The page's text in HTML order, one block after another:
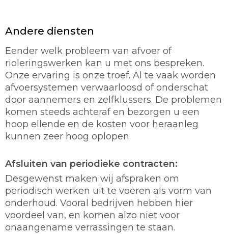
Andere diensten
Eender welk probleem van afvoer of
rioleringswerken kan u met ons bespreken.
Onze ervaring is onze troef. Al te vaak worden
afvoersystemen verwaarloosd of onderschat
door aannemers en zelfklussers. De problemen
komen steeds achteraf en bezorgen u een
hoop ellende en de kosten voor heraanleg
kunnen zeer hoog oplopen.
Afsluiten van periodieke contracten:
Desgewenst maken wij afspraken om
periodisch werken uit te voeren als vorm van
onderhoud. Vooral bedrijven hebben hier
voordeel van, en komen alzo niet voor
onaangename verrassingen te staan.